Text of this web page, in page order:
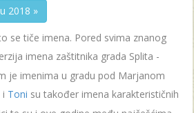
2018 »
se tiče imena. Pored svima znanog
imena zaštitnika grada Splita -
je imenima u gradu pod Marjanom
i Toni su također imena karakterističnih